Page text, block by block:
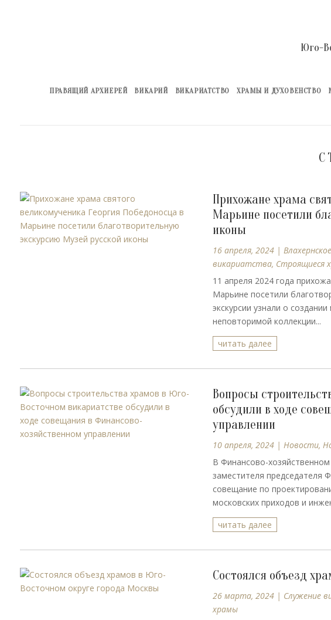
Юго-
ПРАВЯЩИЙ АРХИЕРЕЙ ВИКАРИЙ ВИКАРИАТСТВО ХРАМЫ И ДУХОВЕНСТВО
Прихожане храма
Марьине посетили
иконы
16 апреля, 2024|
викариатства, Строящиеся
11 апреля 2024 года
Марьине посетили
экскурсии узнали о
неповторимой коллекции...
читать далее
Вопросы
обсудили в ходе
управлении
10 апреля, 2024| Новости,
В Финансово-
заместителя председателя
совещание по
московских приходов и
читать далее
Состоялся объезд
26 марта, 2024| Cлужение
храмы